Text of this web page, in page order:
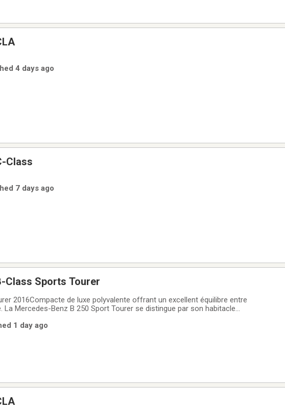
4 days ago
Class
7 days ago
Class Sports Tourer
2016Compacte de luxe polyvalente offrant un excellent équilibre entre
Mercedes-Benz B 250 Sport Tourer se distingue par son habitacle
1 day ago